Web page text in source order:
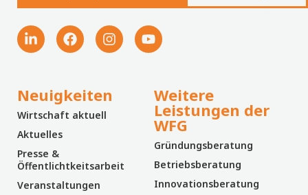
Neuigkeiten
Wirtschaft aktuell
Aktuelles
Presse &
Öffentlichtkeitsarbeit
Veranstaltungen
Weitere
Leistungen der
WFG
Gründungsberatung
Betriebsberatung
Innovationsberatung